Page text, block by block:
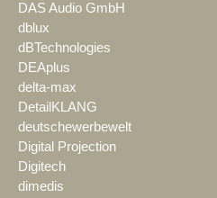
DAS Audio GmbH
dblux
dBTechnologies
DEAplus
delta-max
DetailKLANG
deutschewerbewelt
Digital Projection
Digitech
dimedis